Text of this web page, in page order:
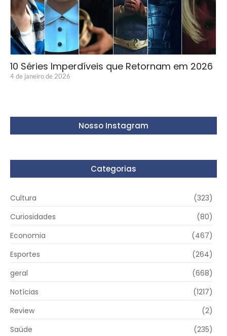
10 Séries Imperdíveis que Retornam em 2026
4 de janeiro de 2026
Nosso Instagram
Categorias
Cultura
(323)
Curiosidades
(80)
Economia
(467)
Esportes
(264)
geral
(668)
Notícias
(1217)
Review
(2)
Saúde
(235)